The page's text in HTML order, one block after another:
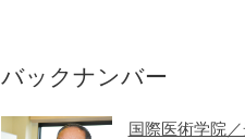
バックナンバー
国際医術学院